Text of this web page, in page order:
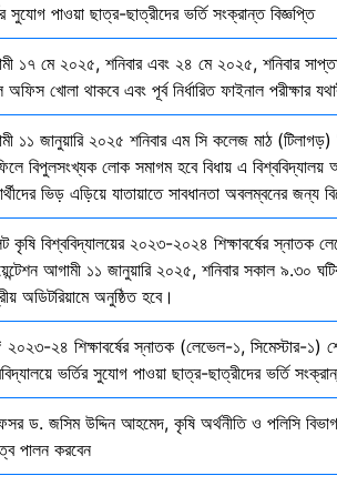
সুযোগ পাওয়া ছাত্র-ছাত্রীদের ভর্তি সংক্রান্ত বিজ্ঞপ্তি
১৭ মে ২০২৫, শনিবার এবং ২৪ মে ২০২৫, শনিবার
খোলা থাকবে এবং পূর্ব নির্ধারিত ফাইনাল পরীক্ষার
১১ জানুয়ারি ২০২৫ শনিবার এম সি কলেজ মাঠ
বিপুলসংখ্যক লোক সমাগম হবে বিধায় এ বিশ্ববিদ্যালয়
ভিড় এড়িয়ে যাতায়াতে সাবধানতা অবলম্বনের জন্য
কৃষি বিশ্ববিদ্যালয়ের ২০২৩-২০২৪ শিক্ষাবর্ষের স্নাতক
আগামী ১১ জানুয়ারি ২০২৫, শনিবার সকাল ৯.৩০
অডিটরিয়ামে অনুষ্ঠিত হবে।
২৪ শিক্ষাবর্ষের স্নাতক (লেভেল-১, সিমেস্টার-১)
ভর্তির সুযোগ পাওয়া ছাত্র-ছাত্রীদের ভর্তি
ড. জসিম উদ্দিন আহমেদ, কৃষি অর্থনীতি ও পলিসি
পালন করবেন